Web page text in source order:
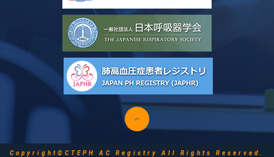
Copyright©CTEPH AC Registry All Rights Reserved.